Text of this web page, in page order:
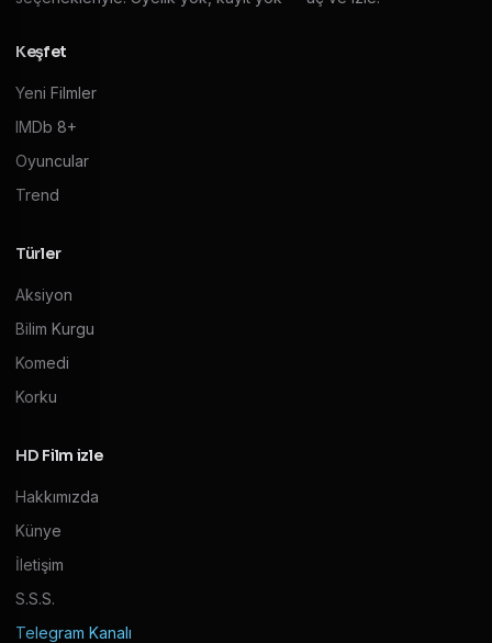
Keşfet
Yeni Filmler
IMDb 8+
Oyuncular
Trend
Türler
Aksiyon
Bilim Kurgu
Komedi
Korku
HD Film izle
Hakkımızda
Künye
İletişim
S.S.S.
Telegram Kanalı